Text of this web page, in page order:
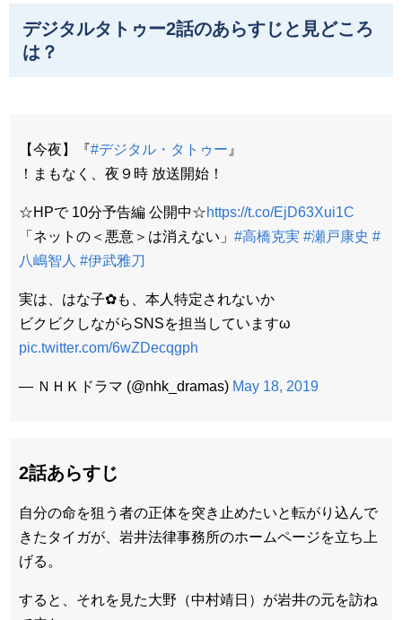
デジタルタトゥー2話のあらすじと見どころ
は？
【今夜】『#デジタル・タトゥー 』
！まもなく、夜９時 放送開始！
☆HPで 10分予告編 公開中☆https://t.co/EjD63Xui1C
「ネットの＜悪意＞は消えない」 #高橋克実 #瀬戸康史 #
八嶋智人 #伊武雅刀
実は、はな子✿も、本人特定されないか
ビクビクしながらSNSを担当していますω
pic.twitter.com/6wZDecqgph
— ＮＨＫドラマ (@nhk_dramas) May 18, 2019
2話あらすじ
自分の命を狙う者の正体を突き止めたいと転がり込んで
きたタイガが、岩井法律事務所のホームページを立ち上
げる。
すると、それを見た大野（中村靖日）が岩井の元を訪ね